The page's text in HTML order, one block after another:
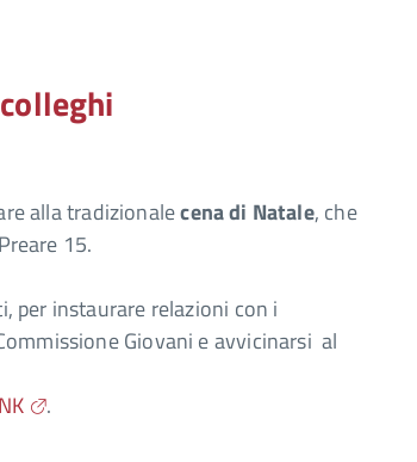
alla tradizionalecena di Natale, che
15.
per instaurare relazioni con i
Giovani e avvicinarsi al
.